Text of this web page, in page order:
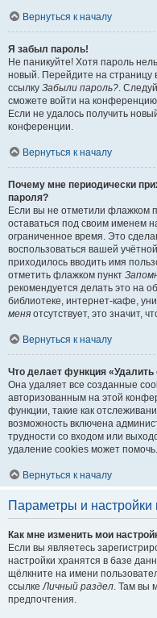
Вернуться к началу
Я забыл пароль!
Не паникуйте! Хотя пароль
новый. Перейдите на
ссылку Забыли пароль? .
сможете войти на конференцию.
Если не удалось получить
конференции.
Вернуться к началу
Почему мне периодически
пароля?
Если вы не отметили флажком
оставаться под своим именем
ограниченное время. Это
воспользоваться вашей
приходилось вводить имя
отметить флажком пункт
рекомендуется делать это на
библиотеке, интернет-кафе,
меня отсутствует, это значит,
Вернуться к началу
Что делает функция
Она удаляет все созданные
авторизованным на этой
функции, такие как
возможность включена
трудности со входом или
удаление cookies может помочь.
Вернуться к началу
Параметры и настройки
Как мне изменить мои
Если вы являетесь
настройки хранятся в базе
щёлкните на имени
ссылке Личный раздел . Там вы
предпочтения.